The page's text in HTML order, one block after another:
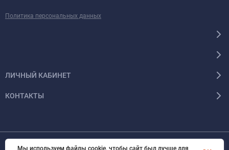
Политика персональных данных
ЛИЧНЫЙ КАБИНЕТ
КОНТАКТЫ
Мы используем файлы cookie, чтобы сайт был лучше для